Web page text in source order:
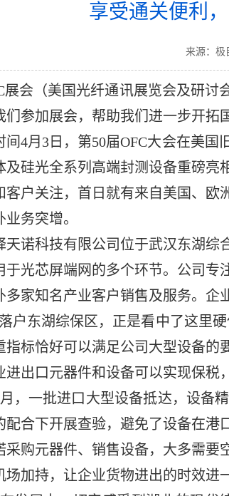
享受通关便利
来源：
展会（美国光纤通讯展览会及研
们参加展会，帮助我们进一步开拓
间4月3日，第50届OFC大会在美
及硅光全系列高端封测设备重磅
客户关注，首日就有来自美国、欧
务突增。
天诺科技有限公司位于武汉东湖综
于光芯屏端网的多个环节。公司
多家知名产业客户销售及服务。企
户东湖综保区，正是看中了这里
指标恰好可以满足公司大型设备
进出口元器件和设备可以实现保税
，一批进口大型设备抵达，设备
配合下开展查验，避免了设备在港
采购元器件、销售设备，大多需要
场加持，让企业货物进出的时效进